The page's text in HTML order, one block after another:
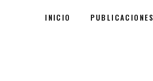
INICIO PUBLICACIONES